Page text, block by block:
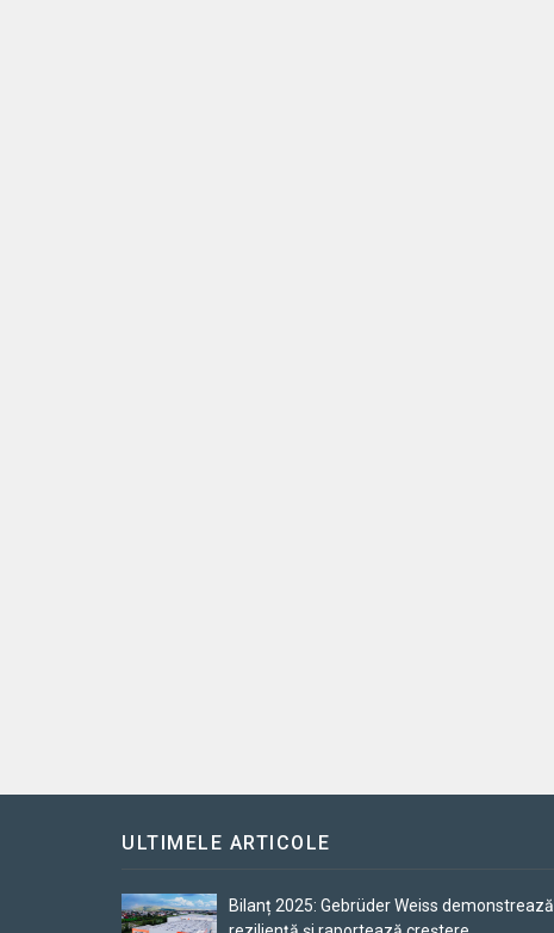
ULTIMELE ARTICOLE
Bilanț 2025: Gebrüder Weiss demonstrează